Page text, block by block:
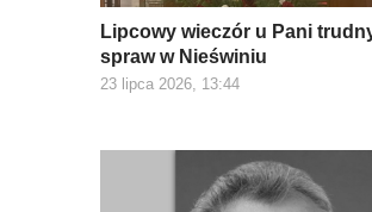
Lipcowy wieczór u Pani
spraw w Nieświniu
23 lipca 2026, 13:44